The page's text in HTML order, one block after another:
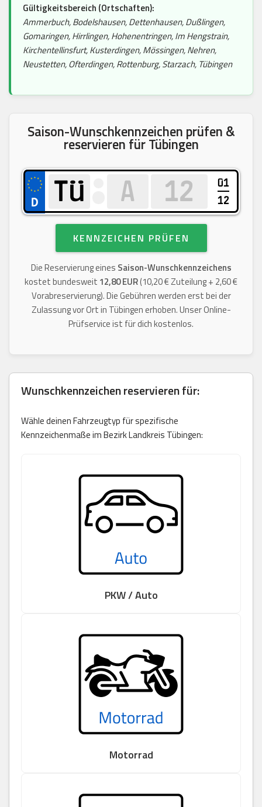
Gültigkeitsbereich (Ortschaften):
Ammerbuch, Bodelshausen, Dettenhausen, Dußlingen,
Gomaringen, Hirrlingen, Hohenentringen, Im Hengstrain,
Kirchentellinsfurt, Kusterdingen, Mössingen, Nehren,
Neustetten, Ofterdingen, Rottenburg, Starzach, Tübingen
Saison-Wunschkennzeichen prüfen &
reservieren für Tübingen
01
12
KENNZEICHEN PRÜFEN
Die Reservierung eines Saison-Wunschkennzeichens
kostet bundesweit 12,80 EUR(10,20 € Zuteilung + 2,60 €
Vorabreservierung). Die Gebühren werden erst bei der
Zulassung vor Ort in Tübingen erhoben. Unser Online-
Prüfservice ist für dich kostenlos.
Wunschkennzeichen reservieren für:
Wähle deinen Fahrzeugtyp für spezifische
Kennzeichenmaße im Bezirk Landkreis Tübingen:
PKW / Auto
Motorrad